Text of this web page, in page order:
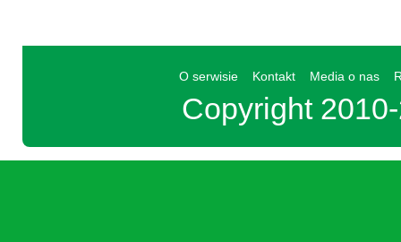
O serwisie Kontakt Media o nas
Copyright